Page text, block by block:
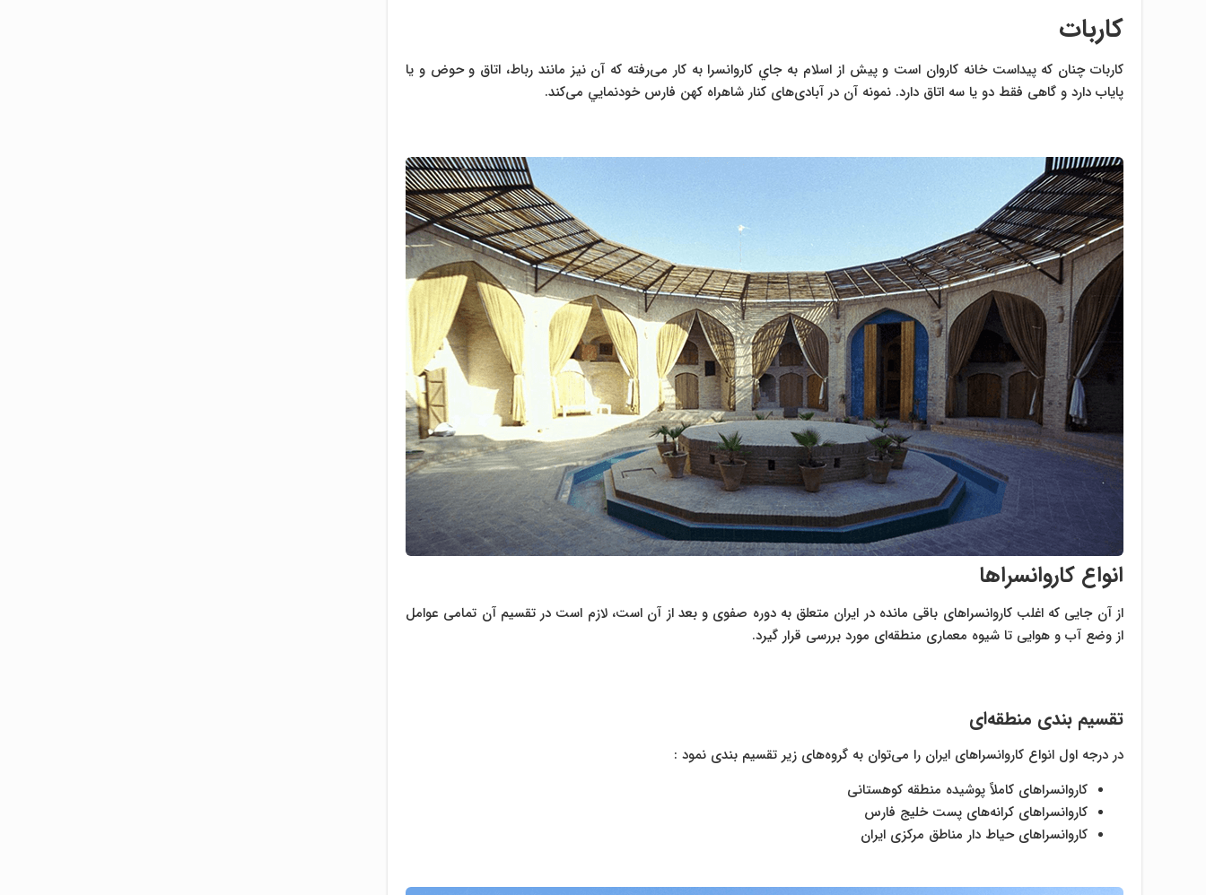
كاربات
كاربات چنان‌ كه پيداست خانه كاروان است و پيش از اسلام به جاي كاروانسرا به كار می‌رفته که آن نيز مانند رباط، اتاق و حوض و يا
پاياب دارد و گاهی فقط دو يا سه اتاق دارد. نمونه آن در آبادی‌های كنار شاهراه كهن فارس خودنمايي می‌كند.
انواع کاروانسراها
از آن جایی که اغلب کاروانسراهای باقی مانده در ایران متعلق به دوره صفوی و بعد از آن است، لازم است در تقسیم آن تمامی عوامل
از وضع آب و هوایی تا شیوه معماری منطقه‌ای مورد بررسی قرار گیرد.
تقسیم بندی منطقه‌ای
در درجه اول انواع کاروانسراهای ایران را می‌توان به گروه‌های زیر تقسیم بندی نمود :
کاروانسراهای کاملاً پوشیده منطقه کوهستانی
کاروانسراهای کرانه‌های پست خلیج فارس
کاروانسراهای حیاط دار مناطق مرکزی ایران